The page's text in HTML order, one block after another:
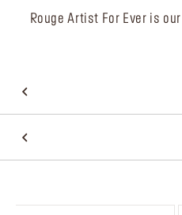
Rouge Artist For Ever is